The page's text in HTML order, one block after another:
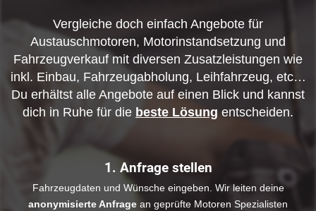
Vergleiche doch einfach Angebote für
Austauschmotoren, Motorinstandsetzung und
Fahrzeugverkauf mit diversen Zusatzleistungen wie
inkl. Einbau, Fahrzeugabholung, Leihfahrzeug, etc…
Du erhältst alle Angebote auf einen Blick und kannst
dich in Ruhe für die beste Lösung entscheiden.
1. Anfrage stellen
Fahrzeugdaten und Wünsche eingeben. Wir leiten deine
anonymisierte Anfrage an geprüfte Motoren Spezialisten